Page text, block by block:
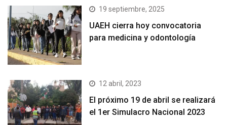
19 septiembre, 2025
UAEH cierra hoy convocatoria
para medicina y odontología
12 abril, 2023
El próximo 19 de abril se realizará
el 1er Simulacro Nacional 2023